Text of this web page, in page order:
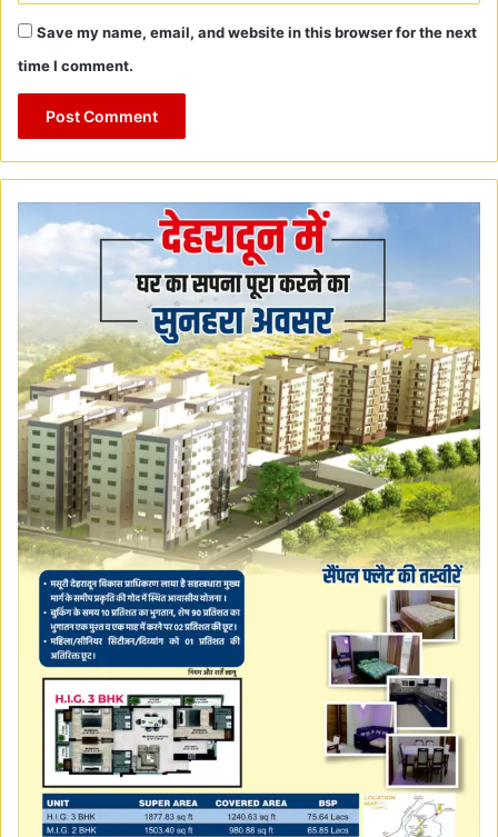
Save my name, email, and website in this browser for the next
time I comment.